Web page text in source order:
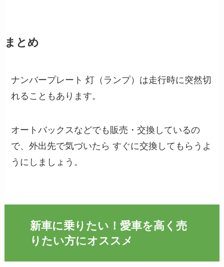
まとめ
ナンバープレート 灯（ランプ）は走行時に突然切
れることもあります。
オートバックスなどでも販売・交換しているの
で、外出先で気づいたら すぐに交換してもらうよ
うにしましょう。
新車に乗りたい！愛車を高く売
りたい方にオススメ